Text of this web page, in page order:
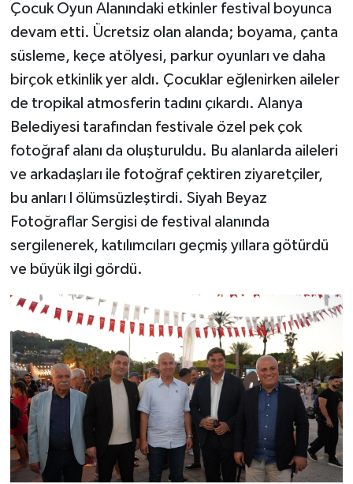
Çocuk Oyun Alanındaki etkinler festival boyunca
devam etti. Ücretsiz olan alanda; boyama, çanta
süsleme, keçe atölyesi, parkur oyunları ve daha
birçok etkinlik yer aldı. Çocuklar eğlenirken aileler
de tropikal atmosferin tadını çıkardı. Alanya
Belediyesi tarafından festivale özel pek çok
fotoğraf alanı da oluşturuldu. Bu alanlarda aileleri
ve arkadaşları ile fotoğraf çektiren ziyaretçiler,
bu anları l ölümsüzleştirdi. Siyah Beyaz
Fotoğraflar Sergisi de festival alanında
sergilenerek, katılımcıları geçmiş yıllara götürdü
ve büyük ilgi gördü.